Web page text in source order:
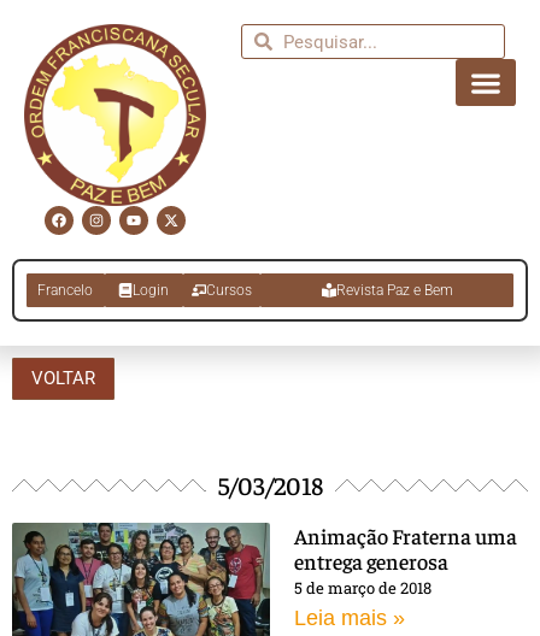
Francelo Login Cursos Revista Paz e Bem
VOLTAR
5/03/2018
Animação Fraterna uma
entrega generosa
5 de março de 2018
Leia mais »